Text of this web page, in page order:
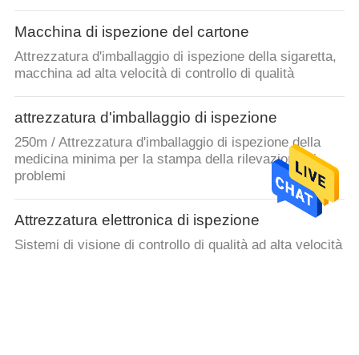
Macchina di ispezione del cartone
Attrezzatura d'imballaggio di ispezione della sigaretta,
macchina ad alta velocità di controllo di qualità
attrezzatura d'imballaggio di ispezione
250m / Attrezzatura d'imballaggio di ispezione della
medicina minima per la stampa della rilevazione di
problemi
Attrezzatura elettronica di ispezione
Sistemi di visione di controllo di qualità ad alta velocità